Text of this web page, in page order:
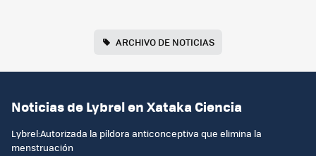
ARCHIVO DE NOTICIAS
Noticias de Lybrel en Xataka Ciencia
Lybrel:Autorizada la píldora anticonceptiva que elimina la
menstruación